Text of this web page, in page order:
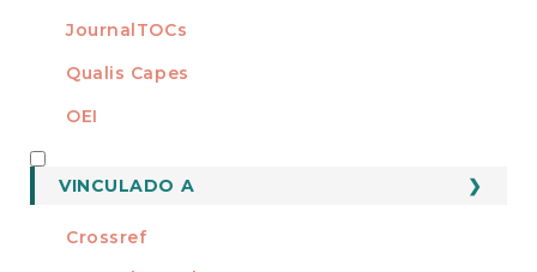
JournalTOCs
Qualis Capes
OEI
VINCULADO A
Crossref